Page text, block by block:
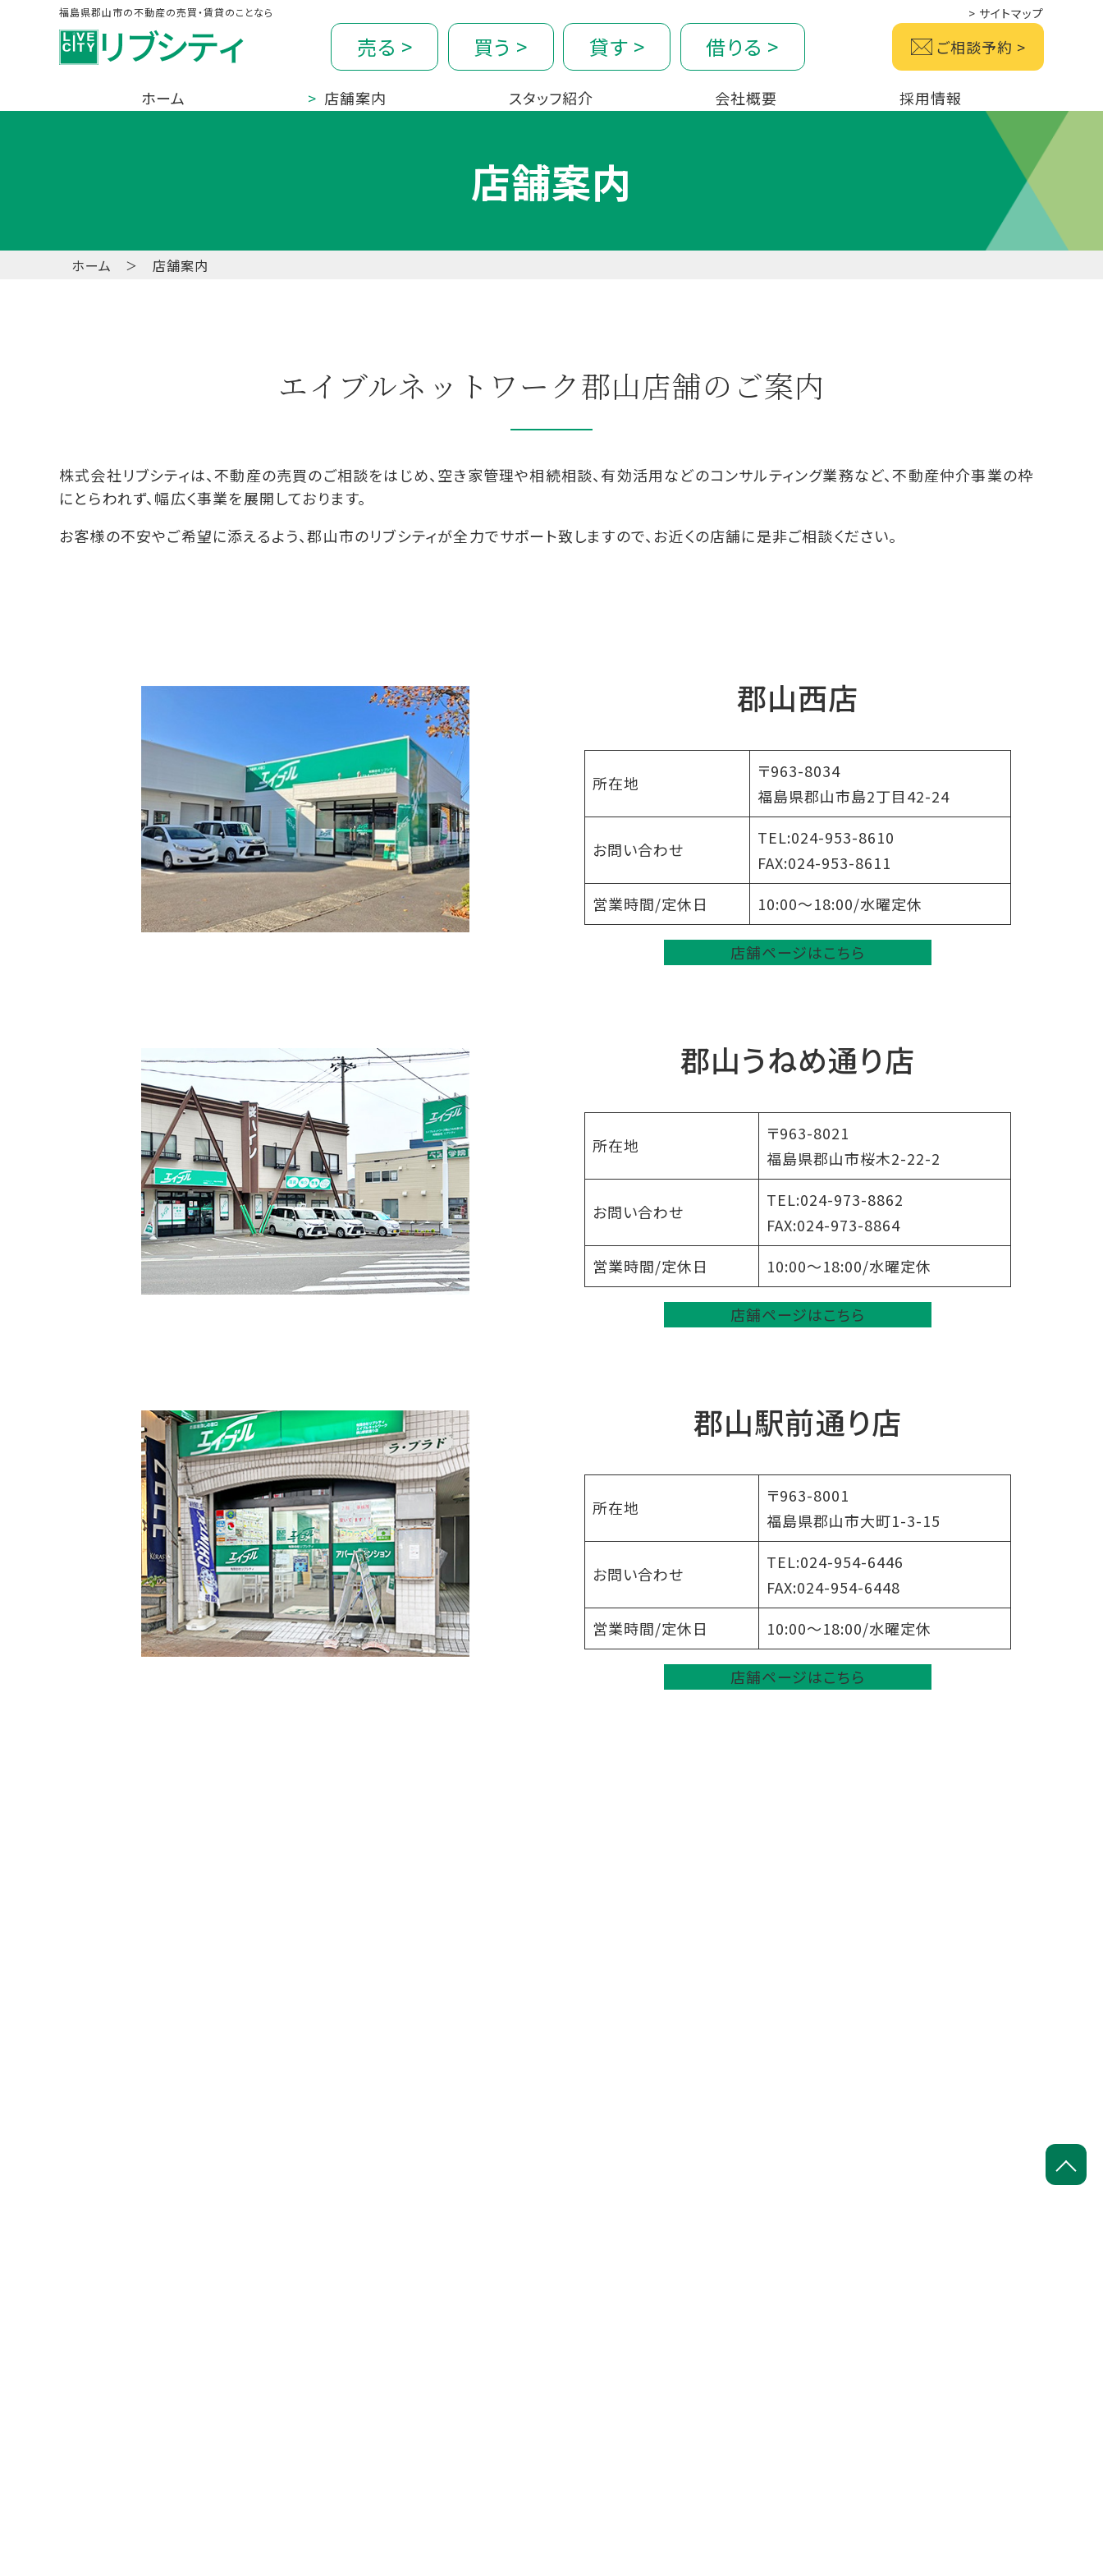
福島県郡山市の不動産の売買・賃貸のことなら > サイトマップ
売る > 買う > 貸す > 借りる > ご相談予約 >
ホーム 店舗案内 スタッフ紹介 会社概要 採用情報
店舗案内
ホーム 店舗案内
エイブルネットワーク郡山店舗のご案内
株式会社リブシティは、不動産の売買のご相談をはじめ、空き家管理や相続相談、有効活用などのコンサルティング業務など、不動産仲介事業の枠
にとらわれず、幅広く事業を展開しております。
お客様の不安やご希望に添えるよう、郡山市のリブシティが全力でサポート致しますので、お近くの店舗に是非ご相談ください。
郡山西店
所在地
〒963-8034
福島県郡山市島2丁目42-24
お問い合わせ
TEL:024-953-8610
FAX:024-953-8611
営業時間/定休日
10:00～18:00/水曜定休
店舗ページはこちら
郡山うねめ通り店
所在地
〒963-8021
福島県郡山市桜木2-22-2
お問い合わせ
TEL:024-973-8862
FAX:024-973-8864
営業時間/定休日
10:00～18:00/水曜定休
店舗ページはこちら
郡山駅前通り店
所在地
〒963-8001
福島県郡山市大町1-3-15
お問い合わせ
TEL:024-954-6446
FAX:024-954-6448
営業時間/定休日
10:00～18:00/水曜定休
店舗ページはこちら